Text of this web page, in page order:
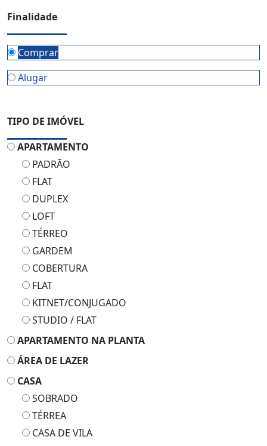
Finalidade
Comprar
Alugar
TIPO DE IMÓVEL
APARTAMENTO
PADRÃO
FLAT
DUPLEX
LOFT
TÉRREO
GARDEM
COBERTURA
FLAT
KITNET/CONJUGADO
STUDIO / FLAT
APARTAMENTO NA PLANTA
ÁREA DE LAZER
CASA
SOBRADO
TÉRREA
CASA DE VILA